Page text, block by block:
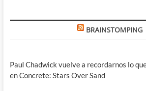
BRAINSTOMPING
Paul Chadwick vuelve a recordarnos lo
en Concrete: Stars Over Sand